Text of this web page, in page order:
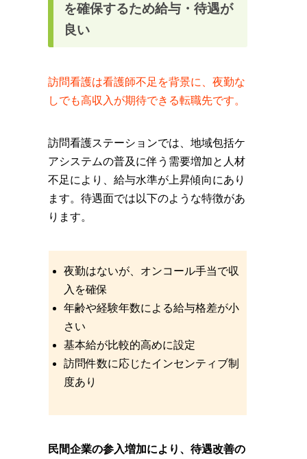
を確保するため給与・待遇が
良い
訪問看護は看護師不足を背景に、夜勤な
しでも高収入が期待できる転職先です。
訪問看護ステーションでは、地域包括ケ
アシステムの普及に伴う需要増加と人材
不足により、給与水準が上昇傾向にあり
ます。待遇面では以下のような特徴があ
ります。
夜勤はないが、オンコール手当で収
入を確保
年齢や経験年数による給与格差が小
さい
基本給が比較的高めに設定
訪問件数に応じたインセンティブ制
度あり
民間企業の参入増加により、待遇改善の